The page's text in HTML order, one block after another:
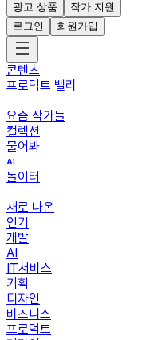
광고 상품
작가 지원
로그인
회원가입
콘텐츠
프로덕트 밸리
요즘 작가들
컬렉션
물어봐
놀이터
새로 나온
인기
개발
AI
IT서비스
기획
디자인
비즈니스
프로덕트